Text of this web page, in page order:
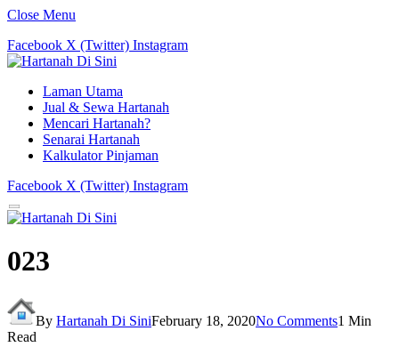
Close Menu
Facebook X (Twitter) Instagram
Laman Utama
Jual & Sewa Hartanah
Mencari Hartanah?
Senarai Hartanah
Kalkulator Pinjaman
Facebook X (Twitter) Instagram
023
By Hartanah Di SiniFebruary 18, 2020No Comments1 Min
Read